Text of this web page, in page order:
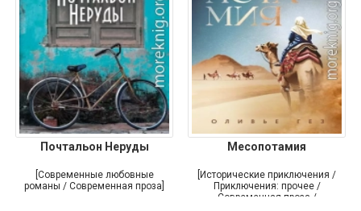
Почтальон Неруды
[Современные любовные
романы / Современная проза]
Месопотамия
[Исторические приключения /
Приключения: прочее /
Современная проза /